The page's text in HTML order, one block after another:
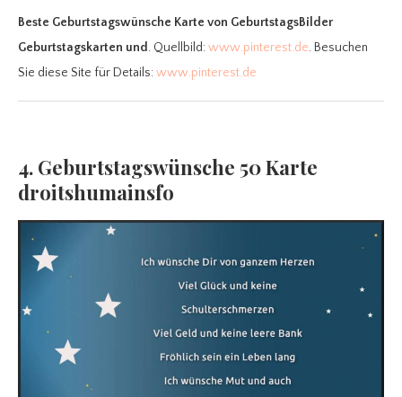
Beste Geburtstagswünsche Karte von GeburtstagsBilder
Geburtstagskarten und. Quellbild:www.pinterest.de. Besuchen
Sie diese Site für Details:www.pinterest.de
4. Geburtstagswünsche 50 Karte
droitshumainsfo